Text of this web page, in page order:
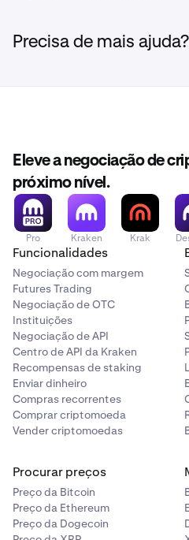
Precisa de mais ajuda?
Eleve a negociação de
próximo nível.
Pro Kraken Krak
Funcionalidades
Negociação com margem
Futures Trading
Negociação de OTC
Instituições
Negociação de API
Centro de API da Kraken
Recompensas de staking
Enviar dinheiro
Compras recorrentes
Comprar criptomoeda
Vender criptomoedas
Procurar preços
Preço da Bitcoin
Preço da Ethereum
Preço da Dogecoin